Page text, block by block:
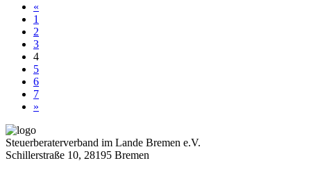
«
1
2
3
4
5
6
7
»
Steuerberaterverband im Lande Bremen e.V.
Schillerstraße 10, 28195 Bremen